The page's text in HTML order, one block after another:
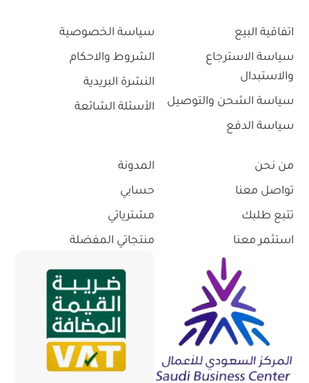
اتفاقية البيع
سياسة الاسترجاع
والاستبدال
سياسة الشحن والتوصيل
سياسة الدفع
سياسة الخصوصية
الشروط والاحكام
النشرة البريدية
الأسئلة الشائعة
من نحن
تواصل معنا
تتبع طلبك
استثمر معنا
المدونة
حسابي
مشترياتي
منتجاتي المفضلة